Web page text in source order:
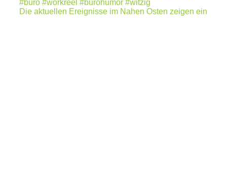
Die aktuellen Ereignisse im Nahen Osten zeigen ein